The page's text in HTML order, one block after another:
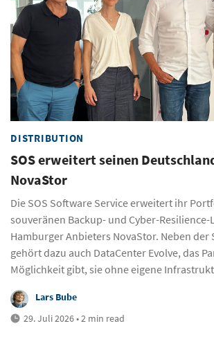
DISTRIBUTION
SOS erweitert seinen
NovaStor
Die SOS Software Service erweitert ihr
souveränen Backup- und Cyber-Resilience-
Hamburger Anbieters NovaStor. Neben der
gehört dazu auch DataCenter Evolve, das
Möglichkeit gibt, sie ohne eigene
Lars Bube
29. Juli 2026 • 2 min read